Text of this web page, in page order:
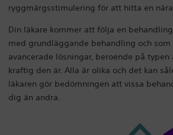
ryggmärgsstimulering för att hitta en nära
Din läkare kommer att följa en
med grundläggande behandling och
avancerade lösningar, beroende på typen
kraftig den är. Alla är olika och det kan
läkaren gör bedömningen att vissa
dig än andra.